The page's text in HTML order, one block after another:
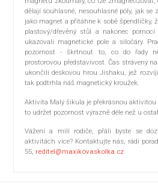
dělají souhlasné, nesouhlasné póly, jak se
jako magnet a přitáhne k sobě špendlíčky,
plastový/dřevěný stůl a nakonec
ukazovali magnetické pole a siločáry.
pozornost - škrtnout to, co do řady
prostorovou představivost. Čas strávený
ukončili deskovou hrou Jishaku, jež
tak podtrhla náš magnetický kroužek.
Aktivita Malý šikula je překrásnou
to udržet pozornost výrazně déle než u
Vážení a milí rodiče, přáli byste se
aktivitách více? Kontaktujte nás, rádi
55, reditel@maxikovaskolka.cz